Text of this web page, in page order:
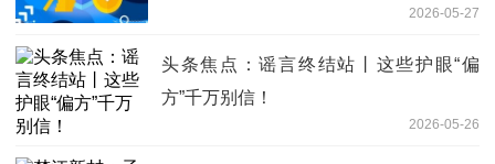
2026-05-27
头条焦点：谣言终结站丨这些护眼“偏
方”千万别信！
2026-05-26